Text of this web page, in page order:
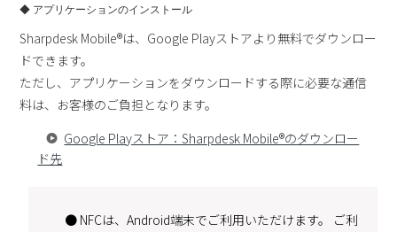
◆ アプリケーションのインストール
Sharpdesk Mobile®は、Google Playストアより無料でダウンロー
ドできます。
ただし、アプリケーションをダウンロードする際に必要な通信
料は、お客様のご負担となります。
Google Playストア：Sharpdesk Mobile®のダウンロー
ド先
● NFCは、Android端末でご利用いただけます。 ご利